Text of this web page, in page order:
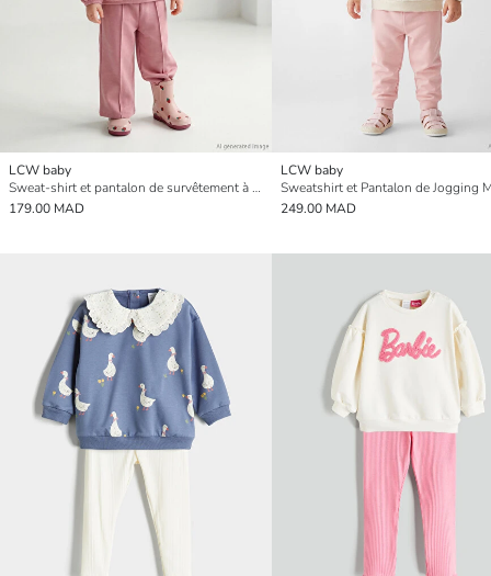
LCW baby
Sweat-shirt et pantalon de survêtement à imprimé pour bébé fille toucher doux
179.00 MAD
LCW baby
249.00 MAD